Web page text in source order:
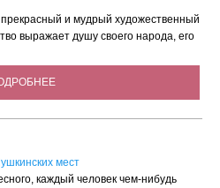
и мудрый художественный
выражает душу своего народа, его
мест
каждый человек чем-нибудь